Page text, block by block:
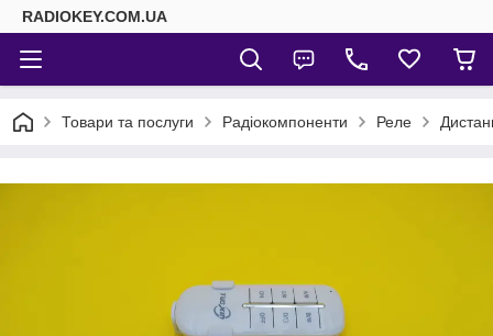
RADIOKEY.COM.UA
Товари та послуги Радіокомпоненти Реле